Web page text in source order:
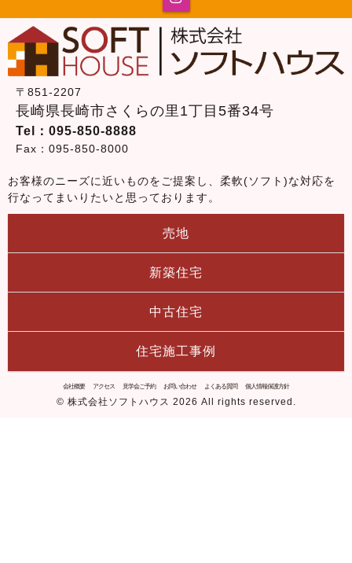
〒851-2207
長崎県長崎市さくらの里1丁目5番34号
Tel：095-850-8888
Fax：095-850-8000
お客様のニーズに近いものをご提案し、柔軟(ソフト)な対応を
行なってまいりたいと思っております。
売地
新築住宅
中古住宅
住宅施工事例
会社概要 アクセス 見学会ご予約 お問い合わせ よくある質問 個人情報保護方針
© 株式会社ソフトハウス 2026 All rights reserved.